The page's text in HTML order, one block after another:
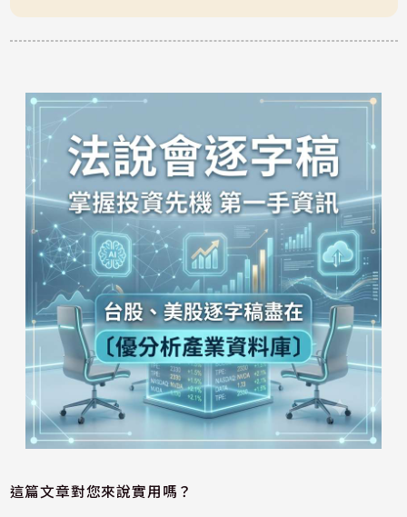
這篇文章對您來說實用嗎？